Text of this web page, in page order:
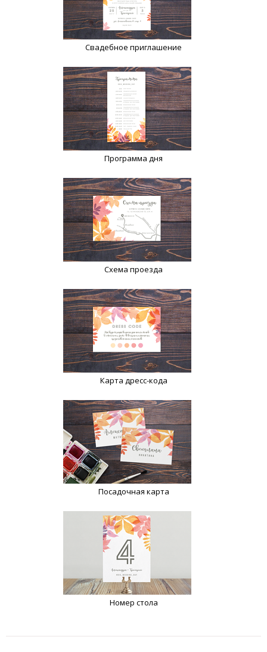
Свадебное приглашение
Программа дня
Схема проезда
Карта дресс-кода
Посадочная карта
Номер стола